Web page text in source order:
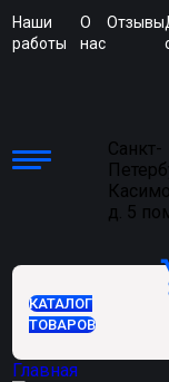
Наши
работы
О
нас
Отзывы
Санкт-
д. 5
КАТАЛОГ
ТОВАРОВ
Главная